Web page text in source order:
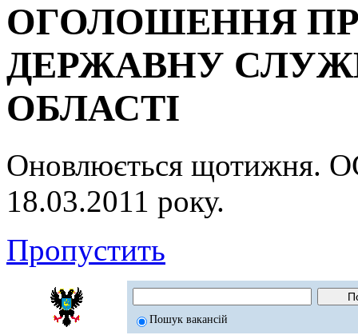
ОГОЛОШЕННЯ
ДЕРЖАВНУ
ОБЛАСТІ
Оновлюється
18.03.2011 року.
Пропустить
Пошук вакансій